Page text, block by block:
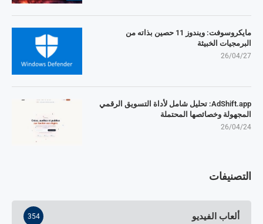
مايكروسوفت: ويندوز 11 حصين بذاته من
البرمجيات الخبيثة
26/04/27
AdShift.app: تحليل شامل لأداة التسويق الرقمي
المجهولة وخصائصها المحتملة
26/04/24
التصنيفات
ألعاب الفيديو 354